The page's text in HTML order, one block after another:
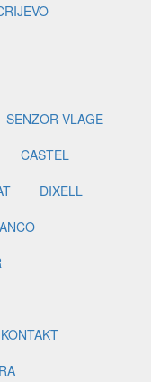
SENZOR VLAGE
CASTEL
DIXELL